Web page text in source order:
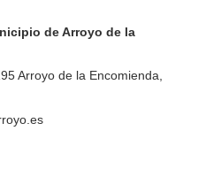
de Arroyo de la
Arroyo de la Encomienda,